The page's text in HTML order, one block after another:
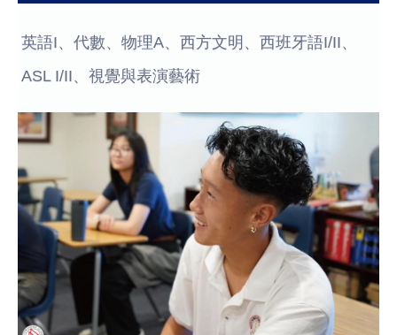
英語I、代數、物理A、西方文明、西班牙語I/II、
ASL I/II、視覺與表演藝術